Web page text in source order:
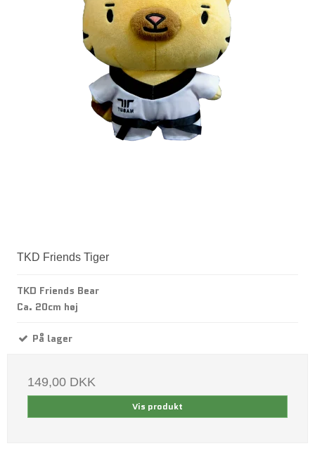
TKD Friends Tiger
TKD Friends Bear
Ca. 20cm høj
På lager
149,00 DKK
Vis produkt